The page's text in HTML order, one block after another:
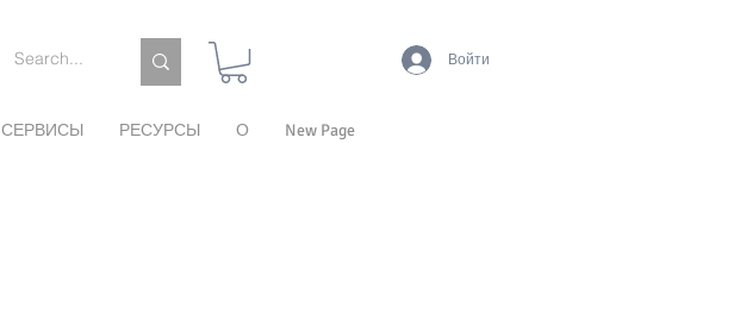
Войти
New Page
О
РЕСУРСЫ
СЕРВИСЫ